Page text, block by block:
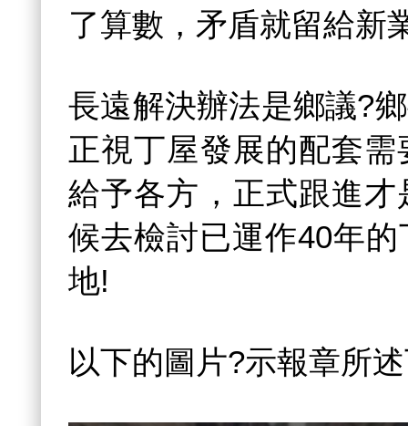
了算數，矛盾就留給新
長遠解決辦法是鄉議?
正視丁屋發展的配套
給予各方，正式跟進
候去檢討已運作40年
地!
以下的圖片?示報章所